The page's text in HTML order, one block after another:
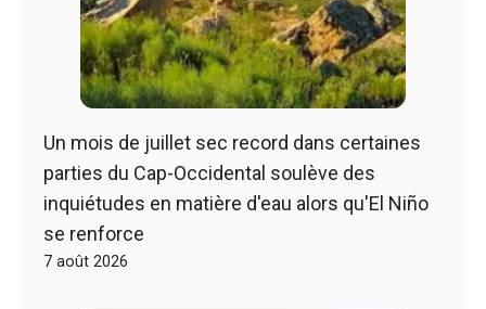
Un mois de juillet sec record dans certaines
parties du Cap-Occidental soulève des
inquiétudes en matière d'eau alors qu'El Niño
se renforce
7 août 2026